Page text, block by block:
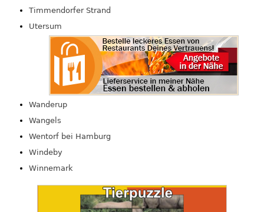
Timmendorfer Strand
Utersum
Wanderup
Wangels
Wentorf bei Hamburg
Windeby
Winnemark